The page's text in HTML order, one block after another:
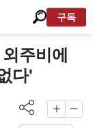
구독
주비에
다'